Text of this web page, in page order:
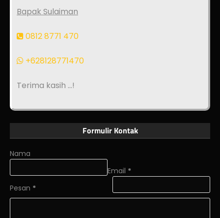
Bapak Sulaiman
0812 8771 470
+628128771470
Terima kasih ...!
Formulir Kontak
Nama
Email *
Pesan *